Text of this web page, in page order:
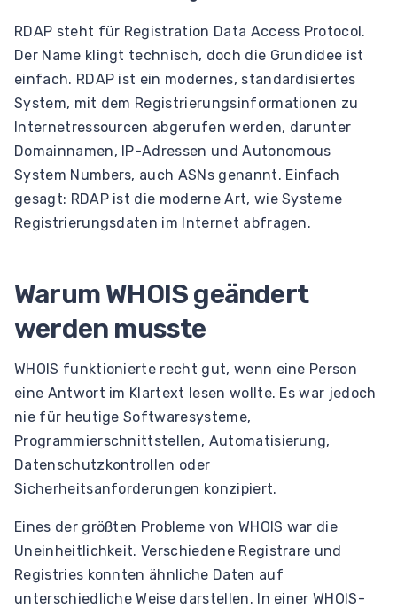
RDAP steht für Registration Data Access Protocol.
Der Name klingt technisch, doch die Grundidee ist
einfach. RDAP ist ein modernes, standardisiertes
System, mit dem Registrierungsinformationen zu
Internetressourcen abgerufen werden, darunter
Domainnamen, IP-Adressen und Autonomous
System Numbers, auch ASNs genannt. Einfach
gesagt: RDAP ist die moderne Art, wie Systeme
Registrierungsdaten im Internet abfragen.
Warum WHOIS geändert
werden musste
WHOIS funktionierte recht gut, wenn eine Person
eine Antwort im Klartext lesen wollte. Es war jedoch
nie für heutige Softwaresysteme,
Programmierschnittstellen, Automatisierung,
Datenschutzkontrollen oder
Sicherheitsanforderungen konzipiert.
Eines der größten Probleme von WHOIS war die
Uneinheitlichkeit. Verschiedene Registrare und
Registries konnten ähnliche Daten auf
unterschiedliche Weise darstellen. In einer WHOIS-